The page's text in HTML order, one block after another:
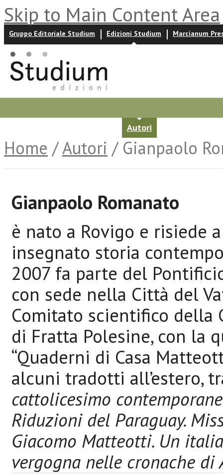
Skip to Main Content Area
Gruppo Editoriale Studium Edizioni Studium Marcianum
Autori
Home /Autori / Gianpaolo
Gianpaolo Romanato
è nato a Rovigo e risiede
insegnato storia
2007 fa parte del
con sede nella Città del
Comitato scientifico della
di Fratta Polesine, con la
“Quaderni di Casa
alcuni tradotti all’estero,
cattolicesimo
Riduzioni del Paraguay.
Giacomo Matteotti. Un
vergogna nelle cronache